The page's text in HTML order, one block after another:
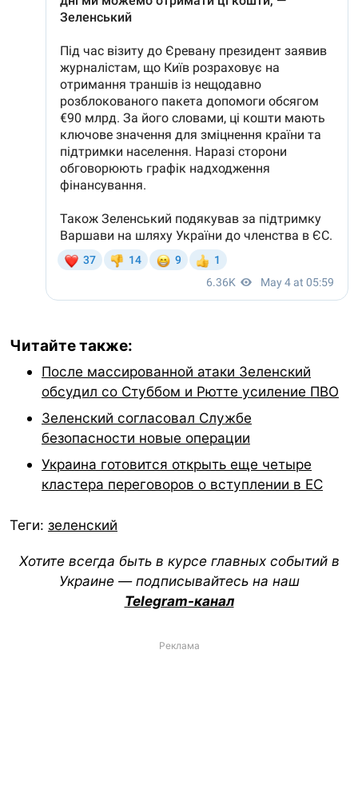
Читайте также:
После массированной атаки Зеленский
обсудил со Стуббом и Рютте усиление ПВО
Зеленский согласовал Службе
безопасности новые операции
Украина готовится открыть еще четыре
кластера переговоров о вступлении в ЕС
Теги: зеленский
Хотите всегда быть в курсе главных событий в
Украине — подписывайтесь на наш
Telegram-канал
Реклама